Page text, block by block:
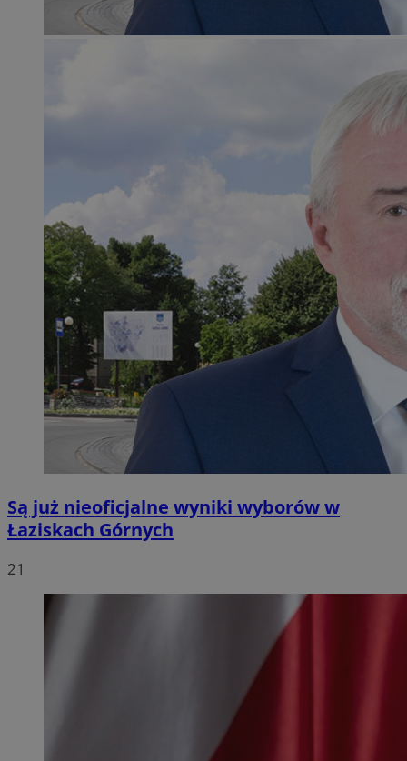
Są już nieoficjalne wyniki wyborów w
Łaziskach Górnych
21